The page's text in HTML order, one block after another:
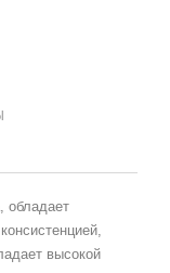
обладает
высокой